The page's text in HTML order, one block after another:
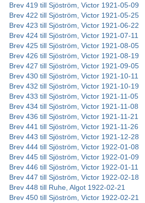
Brev 419 till Sjöström, Victor 1921-05-09
Brev 422 till Sjöström, Victor 1921-05-25
Brev 423 till Sjöström, Victor 1921-06-22
Brev 424 till Sjöström, Victor 1921-07-11
Brev 425 till Sjöström, Victor 1921-08-05
Brev 426 till Sjöström, Victor 1921-08-19
Brev 427 till Sjöström, Victor 1921-09-05
Brev 430 till Sjöström, Victor 1921-10-11
Brev 432 till Sjöström, Victor 1921-10-19
Brev 433 till Sjöström, Victor 1921-11-05
Brev 434 till Sjöström, Victor 1921-11-08
Brev 436 till Sjöström, Victor 1921-11-21
Brev 441 till Sjöström, Victor 1921-11-26
Brev 443 till Sjöström, Victor 1921-12-28
Brev 444 till Sjöström, Victor 1922-01-08
Brev 445 till Sjöström, Victor 1922-01-09
Brev 446 till Sjöström, Victor 1922-01-11
Brev 447 till Sjöström, Victor 1922-02-18
Brev 448 till Ruhe, Algot 1922-02-21
Brev 450 till Sjöström, Victor 1922-02-21